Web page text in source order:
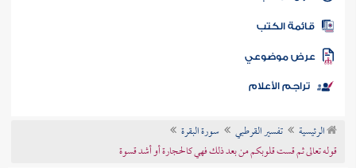
المكتبة
الكتب
موضوعي
تراجم الأعلام
الرئيسية تفسير القرطبي
سورة البقرة
قوله تعالى ثم قست قلوبكم من بعد ذلك فهي كالحجارة أو أشد قسوة